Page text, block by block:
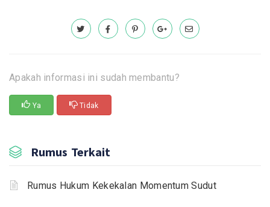
Apakah informasi ini sudah membantu?
Ya Tidak
Rumus Terkait
Rumus Hukum Kekekalan Momentum Sudut